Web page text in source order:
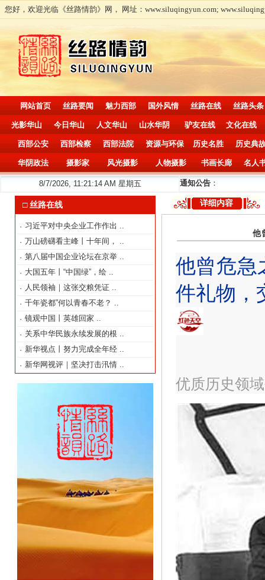
您好，欢迎光临《丝路情韵》网， 网址：www.siluqingyun.com;
网站首页 丝路要闻 魅力西部 国外风情 丝路在线 丝路头条
光影华山 今日华山 人文华山 山水华阴 驴友在线 文化在线
西部公安 西部检察 西部法院 资源与环保 历史名胜 历史典
华阴政法 摄影家 风光摄影 人物摄影 书画长廊 名人
8/7/2026, 11:21:16 AM 星期五 通知公告 ：
□ 丝路在线
· 习近平对中央企业工作作出 ..
· 万山磅礴看主峰丨十年间， ..
· 第八届中国企业论坛在京举 ..
· 大国五年丨“中国绿”，绘 ..
· 人民领袖｜这张交粮凭证 ..
· 千年瓷都”何以青春不老？ ..
· 镜观中国丨英雄回家 ..
· 关系中华民族永续发展的根 ..
· 新华视点丨努力完成全年经 ..
· 新华网视评｜坚决打击汛情 ..
详细内容
他
他曾危急
件礼物，
优质历史领